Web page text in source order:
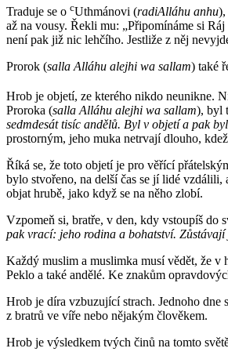
Traduje se o cUthmánovi (radiAlláhu anhu),
až na vousy. Řekli mu: „Připomínáme si
není pak již nic lehčího. Jestliže z něj
Prorok (salla Alláhu alejhi wa sallam) také
Hrob je objetí, ze kterého nikdo neunikne.
Proroka (salla Alláhu alejhi wa sallam), byl
sedmdesát tisíc andělů. Byl v objetí a pak
prostorným, jeho muka netrvají dlouho,
Říká se, že toto objetí je pro věřící
bylo stvořeno, na delší čas se jí lidé
objat hrubě, jako když se na něho zlobí.
Vzpomeň si, bratře, v den, kdy vstoupíš do
pak vrací: jeho rodina a bohatství. Zůstávají
Každý muslim a muslimka musí vědět, že v
Peklo a také andělé. Ke znakům
Hrob je díra vzbuzující strach. Jednoho dne
z bratrů ve víře nebo nějakým člověkem.
Hrob je výsledkem tvých činů na tomto